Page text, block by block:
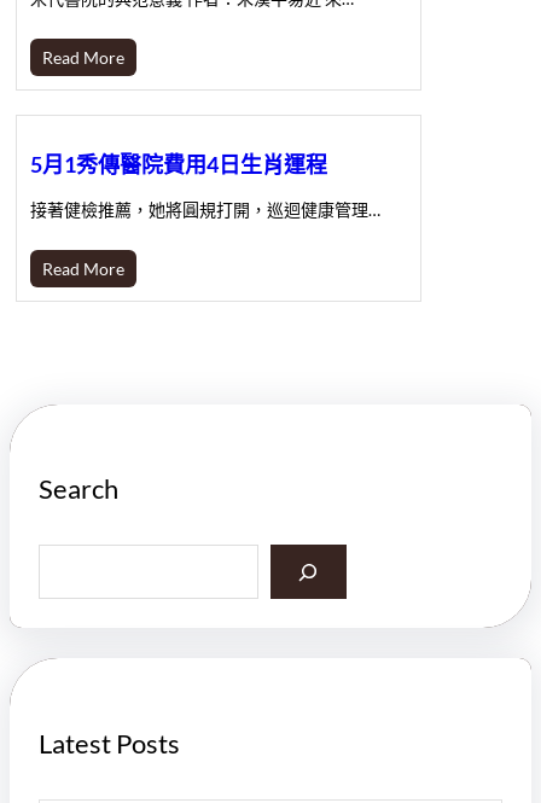
Read More
5月1秀傳醫院費用4日生肖運程
接著健檢推薦，她將圓規打開，巡迴健康管理…
Read More
Search
a
h
Latest Posts